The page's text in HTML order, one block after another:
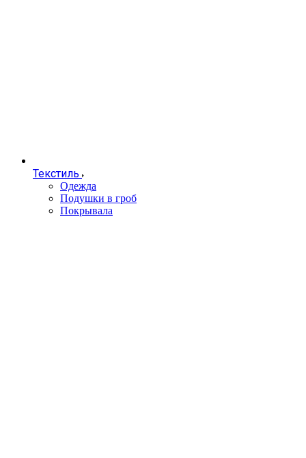
Текстиль
Одежда
Подушки в гроб
Покрывала